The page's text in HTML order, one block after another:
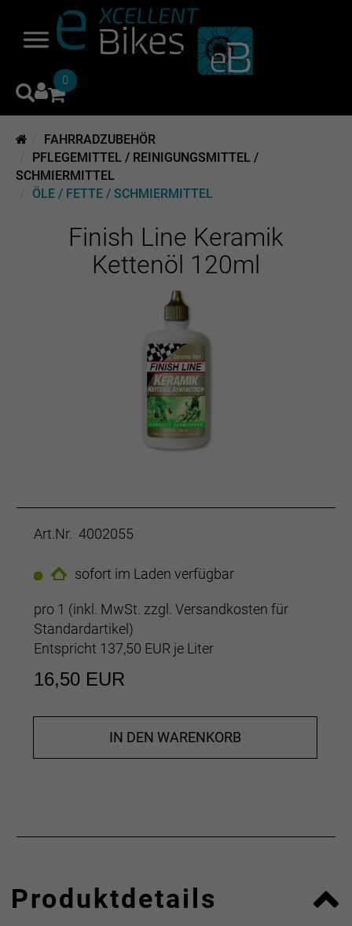
0
FAHRRADZUBEHÖR
PFLEGEMITTEL / REINIGUNGSMITTEL /
SCHMIERMITTEL
ÖLE / FETTE / SCHMIERMITTEL
Finish Line Keramik
Kettenöl 120ml
Art.Nr. 4002055
sofort im Laden verfügbar
pro 1 (inkl. MwSt. zzgl. Versandkosten für
Standardartikel)
Entspricht 137,50 EUR je Liter
16,50 EUR
IN DEN WARENKORB
Produktdetails